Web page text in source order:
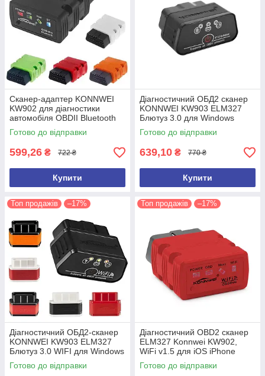
Сканер-адаптер KONNWEI
KW902 для діагностики
автомобіля OBDII Bluetooth
3.0 Автосканер автотестер
ELM327
Готово до відправки
599,26 ₴ 722 ₴
Купити
Діагностичний ОБД2 сканер
KONNWEI KW903 ELM327
Блютуз 3.0 для Windows
Android IOS Автосканер
ELM327
Готово до відправки
639,10 ₴ 770 ₴
Купити
Топ продажів –17%
Діагностичний ОБД2-сканер
KONNWEI KW903 ELM327
Блютуз 3.0 WIFI для Windows
Android IOS Автосканер
ELM327
Готово до відправки
Топ продажів –17%
Діагностичний OBD2 сканер
ELM327 Konnwei KW902,
WiFi v1.5 для iOS iPhone
Автосканер автотестер
ELM327
Готово до відправки